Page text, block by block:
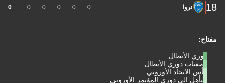
مفتاح:
دوري الأبطال
تصفيات دوري الأبطال
كأس الاتحاد الأوروبي
التأهل إلى دوري المؤتمر الأوروبي
18 تروا 0
0
0
0
0
0